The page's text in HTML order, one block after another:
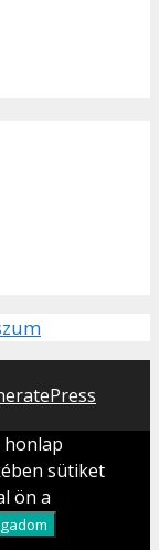
honlap
sütiket
ön a